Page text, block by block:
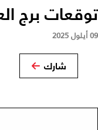
توقعات برج العذراء
09 أيلول 2025
شارك